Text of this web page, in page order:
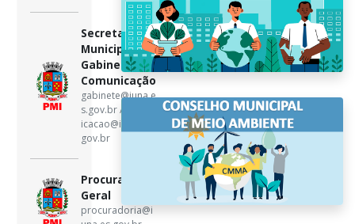
Secretaria
Municipal de
Gabinete e
Comunicação
gabinete@iuna.e
s.gov.br / comun
icacao@iuna.es.
gov.br
Procuradoria
Geral
procuradoria@i